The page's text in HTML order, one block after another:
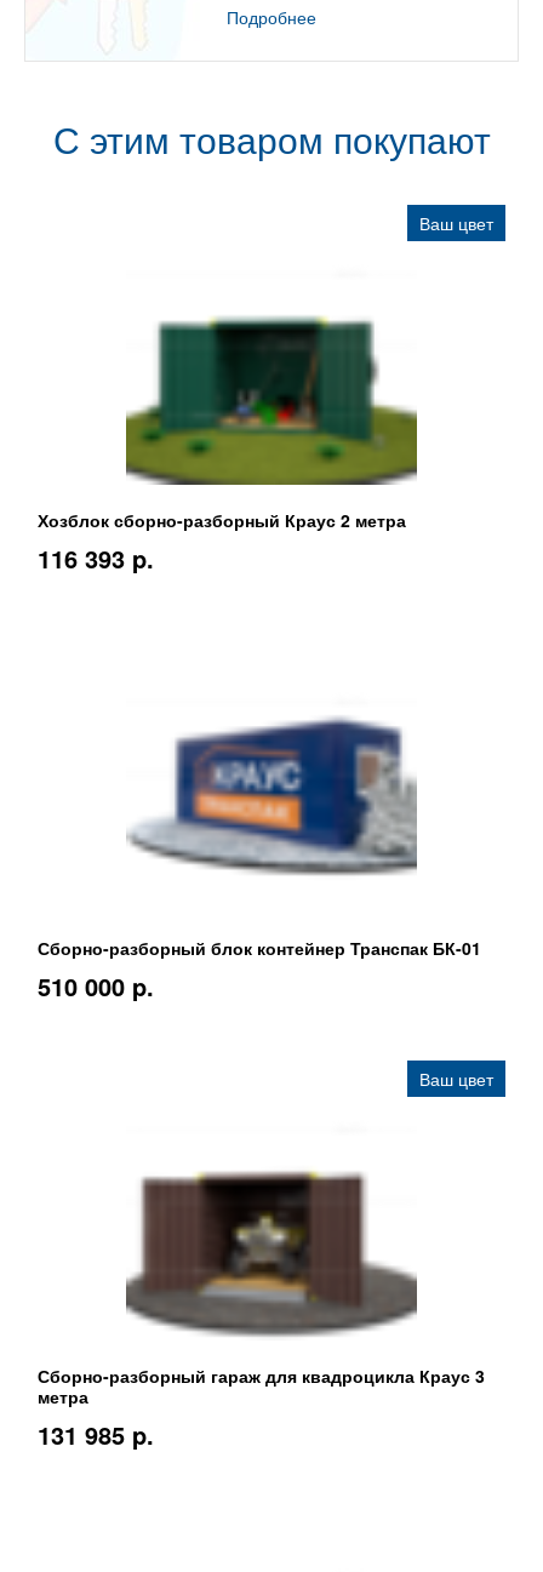
Подробнее
С этим товаром покупают
Ваш цвет
Хозблок сборно-разборный Краус 2 метра
116 393 p.
Сборно-разборный блок контейнер Транспак БК-01
510 000 p.
Ваш цвет
Сборно-разборный гараж для квадроцикла Краус 3
метра
131 985 p.